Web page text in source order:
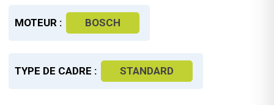
MOTEUR : BOSCH
TYPE DE CADRE : STANDARD